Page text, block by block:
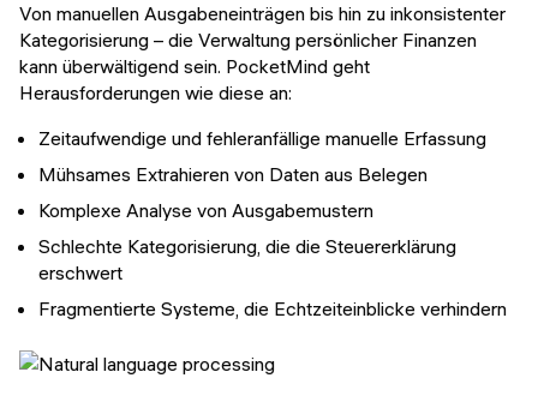
Von manuellen Ausgabeneinträgen bis hin zu inkonsistenter
Kategorisierung – die Verwaltung persönlicher Finanzen
kann überwältigend sein. PocketMind geht
Herausforderungen wie diese an:
Zeitaufwendige und fehleranfällige manuelle Erfassung
Mühsames Extrahieren von Daten aus Belegen
Komplexe Analyse von Ausgabemustern
Schlechte Kategorisierung, die die Steuererklärung
erschwert
Fragmentierte Systeme, die Echtzeiteinblicke verhindern